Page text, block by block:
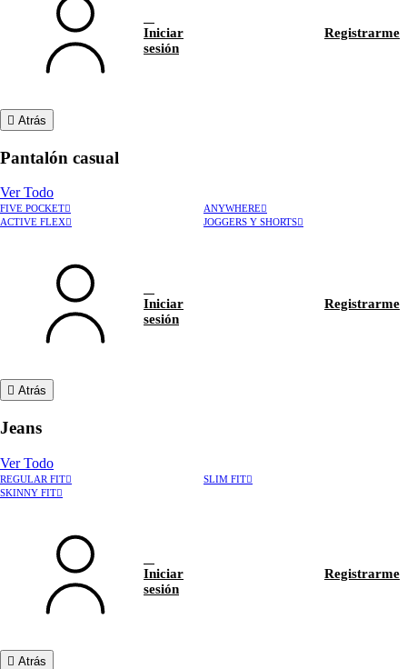
Iniciar
sesión
Registrarme
Atrás
Pantalón casual
Ver Todo
FIVE POCKET
ANYWHERE
ACTIVE FLEX
JOGGERS Y SHORTS
Iniciar
sesión
Registrarme
Atrás
Jeans
Ver Todo
REGULAR FIT
SLIM FIT
SKINNY FIT
Iniciar
sesión
Registrarme
Atrás